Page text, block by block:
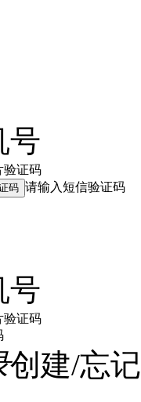
号
验证码
码 请输入短信验证码
号
验证码
创建/忘